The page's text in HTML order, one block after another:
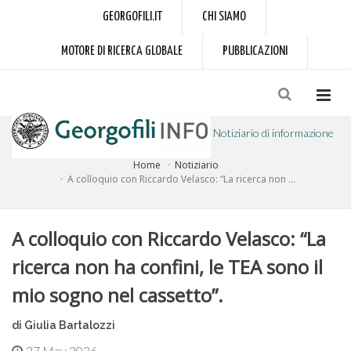
GEORGOFILI.IT CHI SIAMO
MOTORE DI RICERCA GLOBALE PUBBLICAZIONI
Notiziario di informazione
a cura dell'Accademia dei Georgofili
Home
Notiziario
A colloquio con Riccardo Velasco: “La ricerca non ...
A colloquio con Riccardo Velasco: “La
ricerca non ha confini, le TEA sono il
mio sogno nel cassetto”.
di Giulia Bartalozzi